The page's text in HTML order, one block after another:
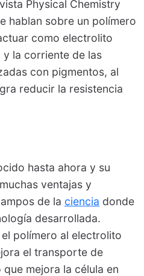
Physical Chemistry
hablan sobre un polímero
como electrolito
y la corriente de las
con pigmentos, al
reducir la resistencia
hasta ahora y su
ventajas y
de la ciencia donde
desarrollada.
polímero al electrolito
el transporte de
mejora la célula en